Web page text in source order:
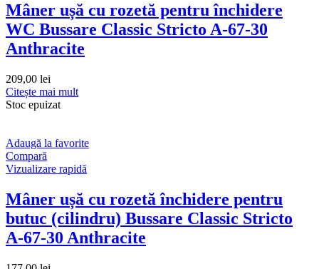
Mâner ușă cu rozetă pentru închidere
WC Bussare Classic Stricto A-67-30
Anthracite
209,00 lei
Citește mai mult
Stoc epuizat
Adaugă la favorite
Compară
Vizualizare rapidă
Mâner ușă cu rozetă închidere pentru
butuc (cilindru) Bussare Classic Stricto
A-67-30 Anthracite